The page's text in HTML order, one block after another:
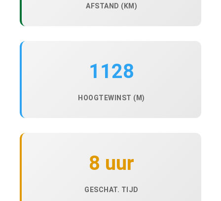
AFSTAND (KM)
1128
HOOGTEWINST (M)
8 uur
GESCHAT. TIJD